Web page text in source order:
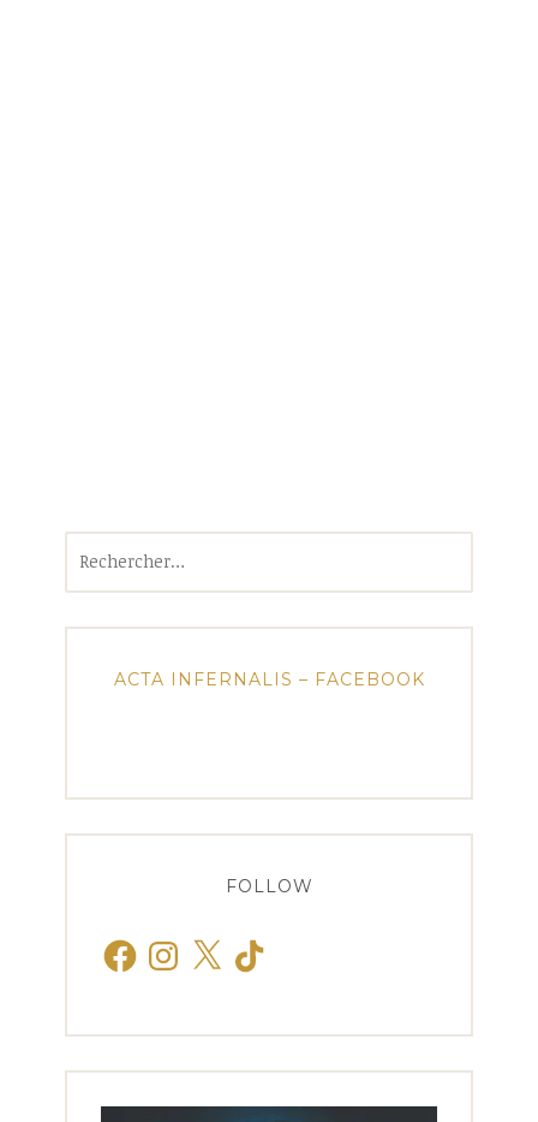
ACTA INFERNALIS – FACEBOOK
FOLLOW
FacebookInstagram
X TikTok